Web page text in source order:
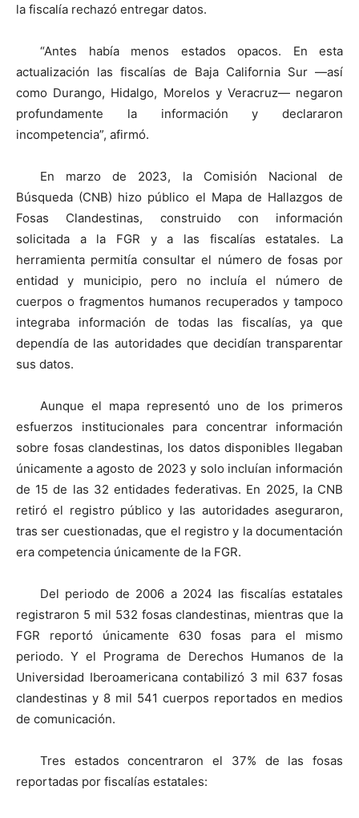
la fiscalía rechazó entregar datos.
“Antes había menos estados opacos. En esta
actualización las fiscalías de Baja California Sur —así
como Durango, Hidalgo, Morelos y Veracruz— negaron
profundamente la información y declararon
incompetencia”, afirmó.
En marzo de 2023, la Comisión Nacional de
Búsqueda (CNB) hizo público el Mapa de Hallazgos de
Fosas Clandestinas, construido con información
solicitada a la FGR y a las fiscalías estatales. La
herramienta permitía consultar el número de fosas por
entidad y municipio, pero no incluía el número de
cuerpos o fragmentos humanos recuperados y tampoco
integraba información de todas las fiscalías, ya que
dependía de las autoridades que decidían transparentar
sus datos.
Aunque el mapa representó uno de los primeros
esfuerzos institucionales para concentrar información
sobre fosas clandestinas, los datos disponibles llegaban
únicamente a agosto de 2023 y solo incluían información
de 15 de las 32 entidades federativas. En 2025, la CNB
retiró el registro público y las autoridades aseguraron,
tras ser cuestionadas, que el registro y la documentación
era competencia únicamente de la FGR.
Del periodo de 2006 a 2024 las fiscalías estatales
registraron 5 mil 532 fosas clandestinas, mientras que la
FGR reportó únicamente 630 fosas para el mismo
periodo. Y el Programa de Derechos Humanos de la
Universidad Iberoamericana contabilizó 3 mil 637 fosas
clandestinas y 8 mil 541 cuerpos reportados en medios
de comunicación.
Tres estados concentraron el 37% de las fosas
reportadas por fiscalías estatales: